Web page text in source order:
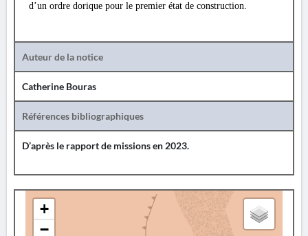
d’un ordre dorique pour le premier état de construction.
Auteur de la notice
Catherine Bouras
Références bibliographiques
D’après le rapport de missions en 2023.
+
−